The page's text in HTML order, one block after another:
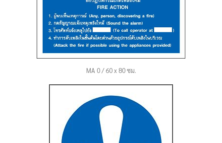
MA 0 / 60 x 80 ซม.